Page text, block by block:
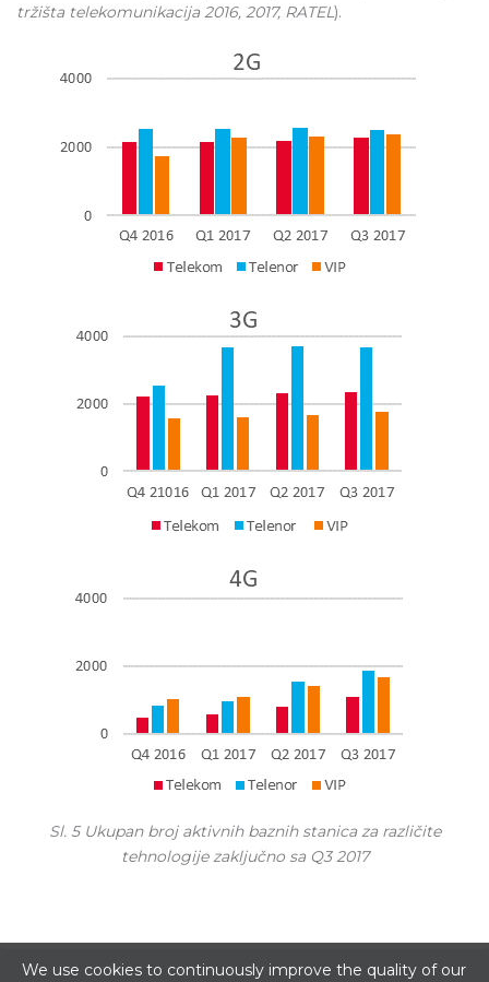
tržišta telekomunikacija 2016, 2017, RATEL).
Sl. 5 Ukupan broj aktivnih baznih stanica za različite
tehnologije zaključno sa Q3 2017
We use cookies to continuously improve the quality of our